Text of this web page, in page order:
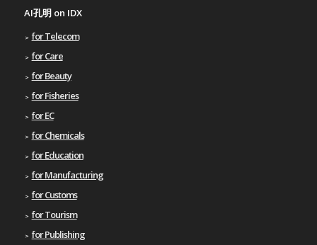
AI孔明 on IDX
for Telecom
for Care
for Beauty
for Fisheries
for EC
for Chemicals
for Education
for Manufacturing
for Customs
for Tourism
for Publishing